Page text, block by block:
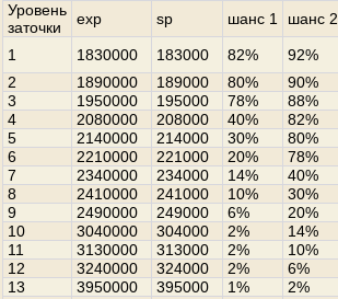
Уровень
заточки
exp sp шанс 1 шанс 2
1 1830000 183000 82% 92%
2
1890000 189000 80% 90%
3
1950000 195000 78% 88%
4
2080000 208000 40% 82%
5
2140000 214000 30% 80%
6
2210000 221000 20% 78%
7
2340000 234000 14% 40%
8
2410000 241000 10% 30%
9
2490000 249000 6% 20%
10
3040000 304000 2% 14%
11
3130000 313000 2% 10%
12
3240000 324000 2% 6%
13
3950000 395000 1% 2%